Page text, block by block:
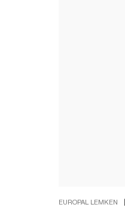
EUROPAL LEMKEN